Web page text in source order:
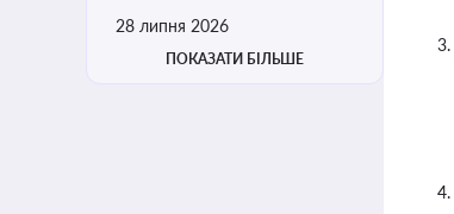
28 липня 2026
ПОКАЗАТИ БІЛЬШЕ